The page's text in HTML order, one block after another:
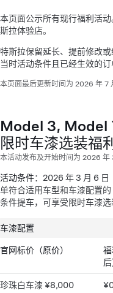
本页面公示所有现行福利活
斯拉体验店。
特斯拉保留延长、提前修改
当时活动条件且已经生效的
本页面最后更新时间为 2026 年 7
Model 3, Model
限时车漆选装福利
本活动发布及开始时间为 2026 年
活动条件：2026 年 3 月 6 日
单符合适用车型和车漆配置
条件提车，可享受限时车漆选
车漆配置
官网标价（原价）
后
珍珠白车漆 ¥8,000